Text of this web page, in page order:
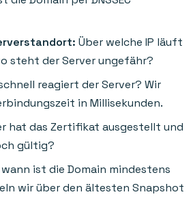
Über welche IP läuft
steht der Server ungefähr?
reagiert der Server? Wir
in Millisekunden.
hat das Zertifikat ausgestellt und
gültig?
ist die Domain mindestens
wir über den ältesten Snapshot